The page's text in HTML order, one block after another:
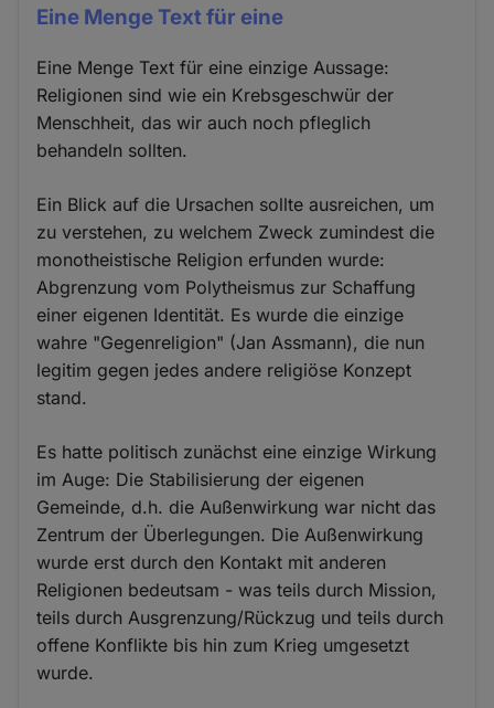
Eine Menge Text für eine
Eine Menge Text für eine einzige Aussage:
Religionen sind wie ein Krebsgeschwür der
Menschheit, das wir auch noch pfleglich
behandeln sollten.
Ein Blick auf die Ursachen sollte ausreichen, um
zu verstehen, zu welchem Zweck zumindest die
monotheistische Religion erfunden wurde:
Abgrenzung vom Polytheismus zur Schaffung
einer eigenen Identität. Es wurde die einzige
wahre "Gegenreligion" (Jan Assmann), die nun
legitim gegen jedes andere religiöse Konzept
stand.
Es hatte politisch zunächst eine einzige Wirkung
im Auge: Die Stabilisierung der eigenen
Gemeinde, d.h. die Außenwirkung war nicht das
Zentrum der Überlegungen. Die Außenwirkung
wurde erst durch den Kontakt mit anderen
Religionen bedeutsam - was teils durch Mission,
teils durch Ausgrenzung/Rückzug und teils durch
offene Konflikte bis hin zum Krieg umgesetzt
wurde.